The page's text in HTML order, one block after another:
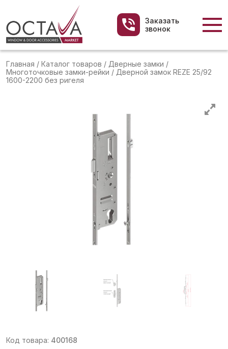
Заказать
звонок
Главная / Каталог товаров / Дверные замки /
Многоточковые замки-рейки / Дверной замок REZE 25/92
1600-2200 без ригеля
Код товара: 400168